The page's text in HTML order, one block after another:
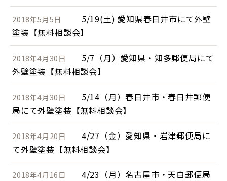
2018年5月5日
5/19(土) 愛知県春日井市にて外壁
塗装【無料相談会】
2018年4月30日
5/7（月）愛知県・知多郵便局にて
外壁塗装【無料相談会】
2018年4月30日
5/14（月）春日井市・春日井郵便
局にて外壁塗装【無料相談会】
2018年4月20日
4/27（金）愛知県・岩津郵便局に
て外壁塗装【無料相談会】
2018年4月16日
4/23（月）名古屋市・天白郵便局